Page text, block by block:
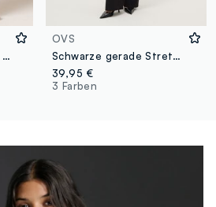
Beige Jogger-Hose mit weitem Bein aus Lyocell- und Viskose-Mix
OVS
Schwarze gerade Stretchhose
39,95 €
3 Farben